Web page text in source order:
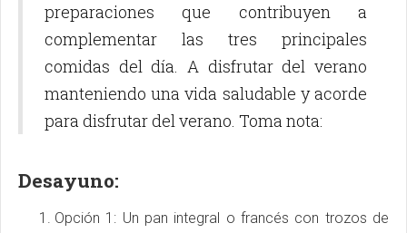
preparaciones que contribuyen a
complementar las tres principales
comidas del día. A disfrutar del verano
manteniendo una vida saludable y acorde
para disfrutar del verano. Toma nota:
Desayuno:
Opción 1: Un pan integral o francés con trozos de